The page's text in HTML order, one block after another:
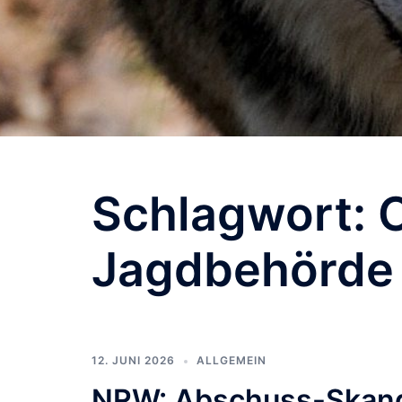
Schlagwort:
Jagdbehörde
12. JUNI 2026 ALLGEMEIN